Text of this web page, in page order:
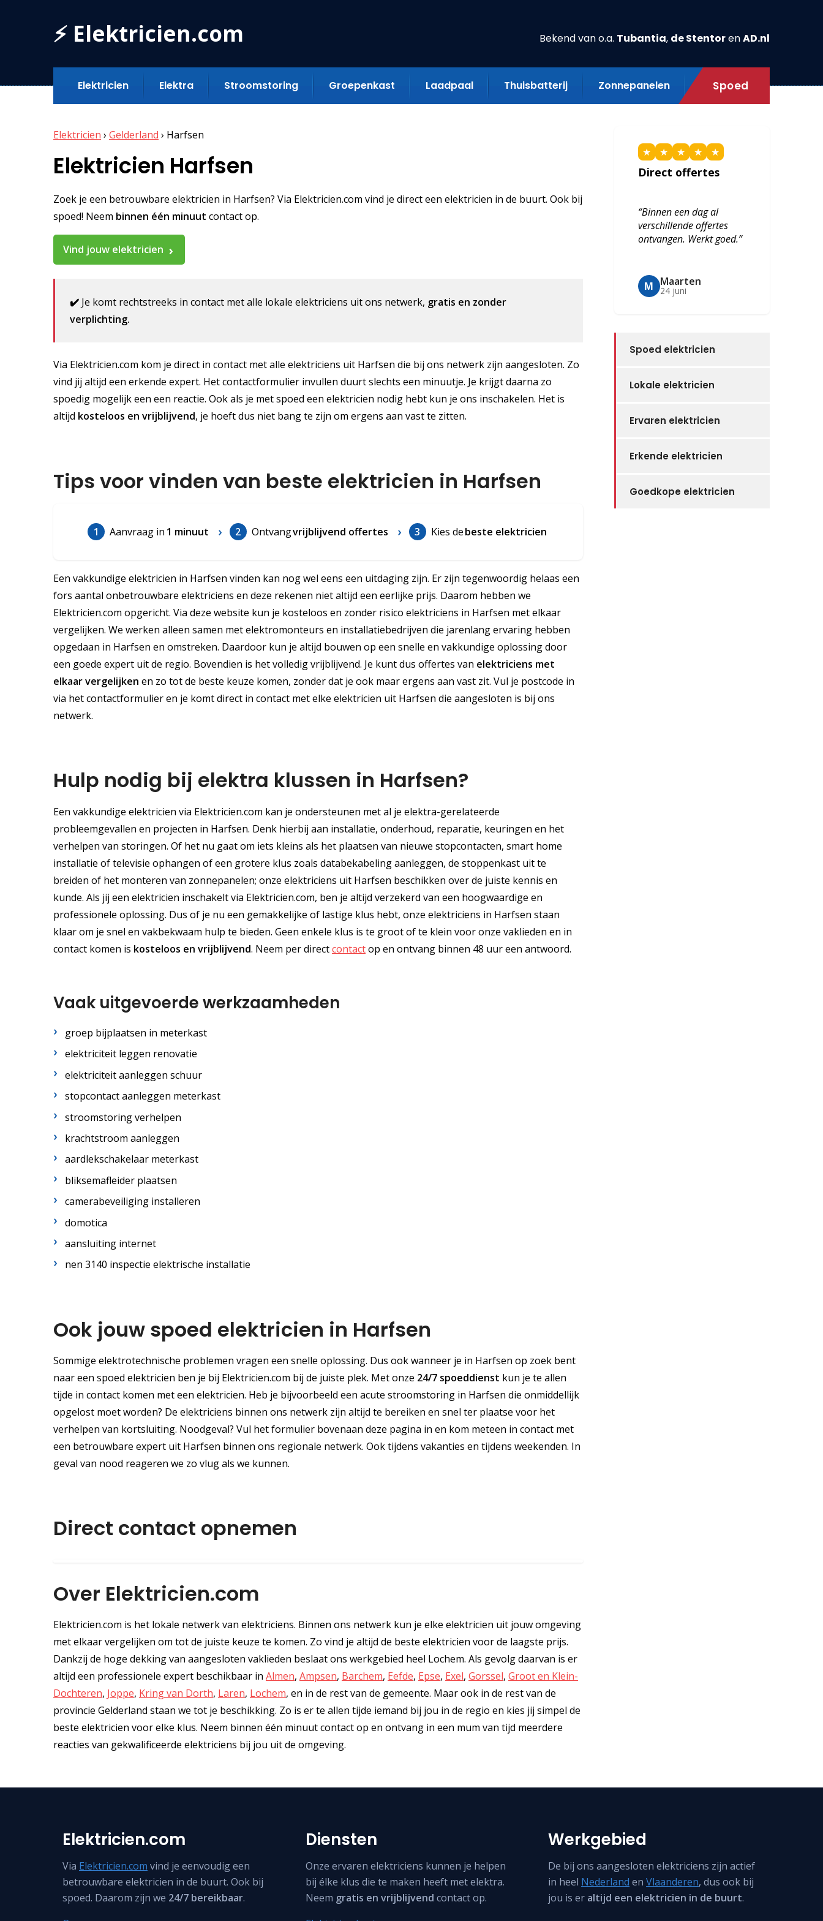
⚡ Elektricien.com Bekend van o.a. Tubantia, de StentorenAD.nl
Elektricien Elektra Stroomstoring Groepenkast Laadpaal Thuisbatterij Zonnepanelen Spoed
Elektricien › Gelderland › Harfsen
Elektricien Harfsen
Zoek je een betrouwbare elektricien in Harfsen? Via Elektricien.com vind je direct een elektricien in de buurt. Ook bij
spoed! Neem binnen één minuut contact op.
Vind jouw elektricien
✔️ Je komt rechtstreeks in contact met alle lokale elektriciens uit ons netwerk, gratis en zonder
verplichting.
Via Elektricien.com kom je direct in contact met alle elektriciens uit Harfsen die bij ons netwerk zijn aangesloten. Zo
vind jij altijd een erkende expert. Het contactformulier invullen duurt slechts een minuutje. Je krijgt daarna zo
spoedig mogelijk een een reactie. Ook als je met spoed een elektricien nodig hebt kun je ons inschakelen. Het is
altijd kosteloos en vrijblijvend, je hoeft dus niet bang te zijn om ergens aan vast te zitten.
Tips voor vinden van beste elektricien in Harfsen
1 Aanvraag in 1 minuut 2 Ontvangvrijblijvend offertes 3 Kies debeste elektricien
Een vakkundige elektricien in Harfsen vinden kan nog wel eens een uitdaging zijn. Er zijn tegenwoordig helaas een
fors aantal onbetrouwbare elektriciens en deze rekenen niet altijd een eerlijke prijs. Daarom hebben we
Elektricien.com opgericht. Via deze website kun je kosteloos en zonder risico elektriciens in Harfsen met elkaar
vergelijken. We werken alleen samen met elektromonteurs en installatiebedrijven die jarenlang ervaring hebben
opgedaan in Harfsen en omstreken. Daardoor kun je altijd bouwen op een snelle en vakkundige oplossing door
een goede expert uit de regio. Bovendien is het volledig vrijblijvend. Je kunt dus offertes van elektriciens met
elkaar vergelijken en zo tot de beste keuze komen, zonder dat je ook maar ergens aan vast zit. Vul je postcode in
via het contactformulier en je komt direct in contact met elke elektricien uit Harfsen die aangesloten is bij ons
netwerk.
Hulp nodig bij elektra klussen in Harfsen?
Een vakkundige elektricien via Elektricien.com kan je ondersteunen met al je elektra-gerelateerde
probleemgevallen en projecten in Harfsen. Denk hierbij aan installatie, onderhoud, reparatie, keuringen en het
verhelpen van storingen. Of het nu gaat om iets kleins als het plaatsen van nieuwe stopcontacten, smart home
installatie of televisie ophangen of een grotere klus zoals databekabeling aanleggen, de stoppenkast uit te
breiden of het monteren van zonnepanelen; onze elektriciens uit Harfsen beschikken over de juiste kennis en
kunde. Als jij een elektricien inschakelt via Elektricien.com, ben je altijd verzekerd van een hoogwaardige en
professionele oplossing. Dus of je nu een gemakkelijke of lastige klus hebt, onze elektriciens in Harfsen staan
klaar om je snel en vakbekwaam hulp te bieden. Geen enkele klus is te groot of te klein voor onze vaklieden en in
contact komen is kosteloos en vrijblijvend. Neem per directcontactop en ontvang binnen 48 uur een antwoord.
Vaak uitgevoerde werkzaamheden
groep bijplaatsen in meterkast
elektriciteit leggen renovatie
elektriciteit aanleggen schuur
stopcontact aanleggen meterkast
stroomstoring verhelpen
krachtstroom aanleggen
aardlekschakelaar meterkast
bliksemafleider plaatsen
camerabeveiliging installeren
domotica
aansluiting internet
nen 3140 inspectie elektrische installatie
Ook jouw spoed elektricien in Harfsen
Sommige elektrotechnische problemen vragen een snelle oplossing. Dus ook wanneer je in Harfsen op zoek bent
naar een spoed elektricien ben je bij Elektricien.com bij de juiste plek. Met onze 24/7 spoeddienst kun je te allen
tijde in contact komen met een elektricien. Heb je bijvoorbeeld een acute stroomstoring in Harfsen die onmiddellijk
opgelost moet worden? De elektriciens binnen ons netwerk zijn altijd te bereiken en snel ter plaatse voor het
verhelpen van kortsluiting. Noodgeval? Vul het formulier bovenaan deze pagina in en kom meteen in contact met
een betrouwbare expert uit Harfsen binnen ons regionale netwerk. Ook tijdens vakanties en tijdens weekenden. In
geval van nood reageren we zo vlug als we kunnen.
Direct contact opnemen
Over Elektricien.com
Elektricien.com is het lokale netwerk van elektriciens. Binnen ons netwerk kun je elke elektricien uit jouw omgeving
met elkaar vergelijken om tot de juiste keuze te komen. Zo vind je altijd de beste elektricien voor de laagste prijs.
Dankzij de hoge dekking van aangesloten vaklieden beslaat ons werkgebied heel Lochem. Als gevolg daarvan is er
altijd een professionele expert beschikbaar in Almen, Ampsen, Barchem, Eefde, Epse, Exel, Gorssel, Groot en Klein-
Dochteren, Joppe, Kring van Dorth, Laren, Lochem, en in de rest van de gemeente. Maar ook in de rest van de
provincie Gelderland staan we tot je beschikking. Zo is er te allen tijde iemand bij jou in de regio en kies jij simpel de
beste elektricien voor elke klus. Neem binnen één minuut contact op en ontvang in een mum van tijd meerdere
reacties van gekwalificeerde elektriciens bij jou uit de omgeving.
★ ★ ★ ★ ★
Direct offertes
“Binnen een dag al
verschillende offertes
ontvangen. Werkt goed.”
M Maarten
24 juni
Spoed elektricien
Lokale elektricien
Ervaren elektricien
Erkende elektricien
Goedkope elektricien
Elektricien.com
Via Elektricien.com vind je eenvoudig een
betrouwbare elektricien in de buurt. Ook bij
spoed. Daarom zijn we 24/7 bereikbaar.
Diensten
Onze ervaren elektriciens kunnen je helpen
bij élke klus die te maken heeft met elektra.
Neem gratis en vrijblijvend contact op.
Werkgebied
De bij ons aangesloten elektriciens zijn actief
in heel Nederland enVlaanderen, dus ook bij
jou is er altijd een elektricien in de buurt.